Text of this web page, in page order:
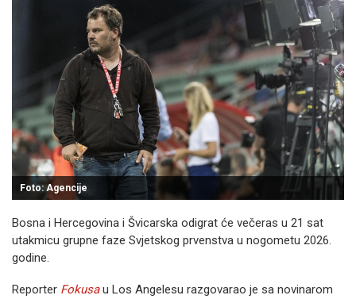
Foto: Agencije
Bosna i Hercegovina i Švicarska odigrat će večeras u 21 sat
utakmicu grupne faze Svjetskog prvenstva u nogometu 2026.
godine.
Reporter Fokusau Los Angelesu razgovarao je sa novinarom